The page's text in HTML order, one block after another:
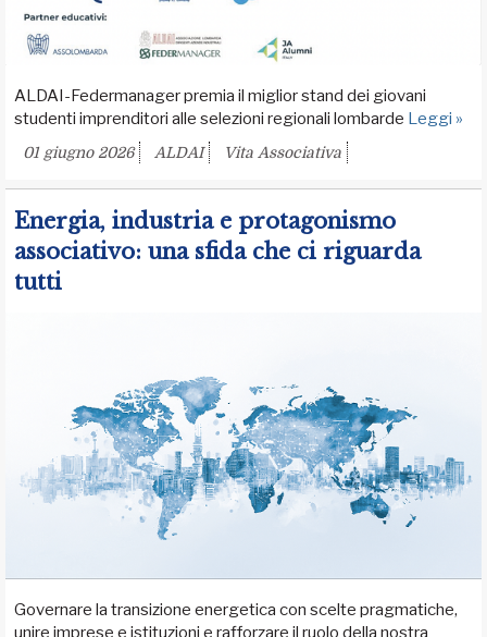
ALDAI-Federmanager premia il miglior stand dei giovani
studenti imprenditori alle selezioni regionali lombarde Leggi »
01 giugno 2026 ALDAI Vita Associativa
Energia, industria e protagonismo
associativo: una sfida che ci riguarda
tutti
Governare la transizione energetica con scelte pragmatiche,
unire imprese e istituzioni e rafforzare il ruolo della nostra